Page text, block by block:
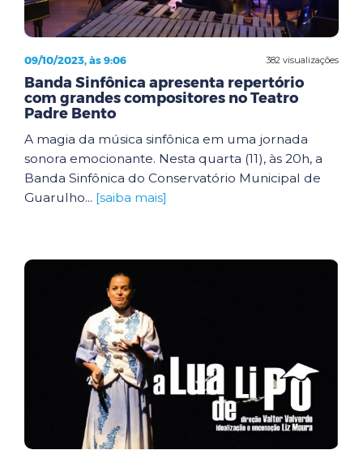
382 visualizações
09/10/2023, às 9:06
Banda Sinfônica apresenta repertório
com grandes compositores no Teatro
Padre Bento
A magia da música sinfônica em uma jornada
sonora emocionante. Nesta quarta (11), às 20h, a
Banda Sinfônica do Conservatório Municipal de
Guarulho... [saiba mais]